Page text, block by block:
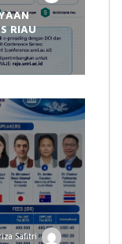
RIAU
Safitri